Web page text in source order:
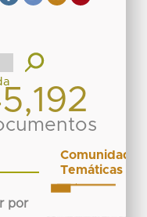
por
Comunidades
Temáticas